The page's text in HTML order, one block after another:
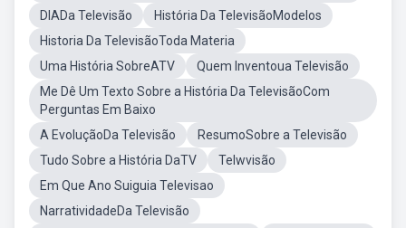
DIADa Televisão
História Da TelevisãoModelos
Historia Da TelevisãoToda Materia
Uma História SobreATV
Quem Inventoua Televisão
Me Dê Um Texto Sobre a História Da TelevisãoCom
Perguntas Em Baixo
A EvoluçãoDa Televisão
ResumoSobre a Televisão
Tudo Sobre a História DaTV
Telwvisão
Em Que Ano Suiguia Televisao
NarratividadeDa Televisão